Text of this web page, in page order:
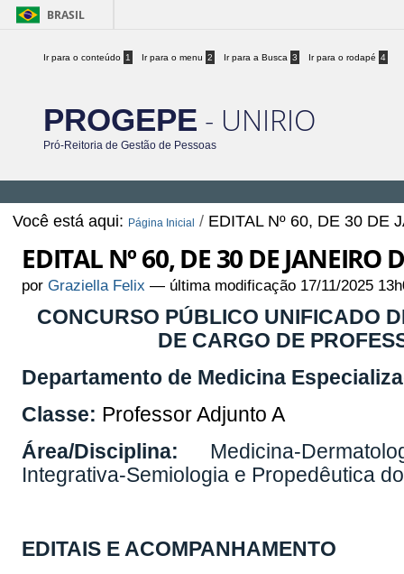
BRASIL
Ir para o conteúdo 1 Ir para o menu 2 Ir para a Busca 3 Ir para o rodapé 4
PROGEPE - UNIRIO
Pró-Reitoria de Gestão de Pessoas
Você está aqui: Página Inicial / EDITAL Nº 60, DE 30 DE
EDITAL Nº 60, DE 30 DE JANEIRO
porGraziella Felix — última modificação 17/11/2025
CONCURSO PÚBLICO UNIFICADO
DE CARGO DE
Departamento de Medicina
Classe: Professor Adjunto A
Área/Disciplina: Medicina-
Integrativa-Semiologia e Propedêutica
EDITAIS E ACOMPANHAMENTO